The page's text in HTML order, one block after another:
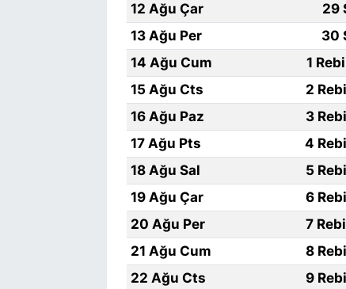
12 Ağu Çar
29
13 Ağu Per
30
14 Ağu Cum
1
15 Ağu Cts
2
16 Ağu Paz
3
17 Ağu Pts
4
18 Ağu Sal
5
19 Ağu Çar
6
20 Ağu Per
7
21 Ağu Cum
8
22 Ağu Cts
9